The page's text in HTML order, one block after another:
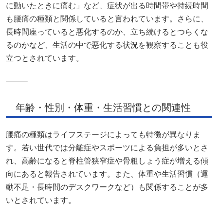
に動いたときに痛む」など、症状が出る時間帯や持続時間
も腰痛の種類と関係していると言われています。さらに、
長時間座っていると悪化するのか、立ち続けるとつらくな
るのかなど、生活の中で悪化する状況を観察することも役
立つとされています。
⸻
年齢・性別・体重・生活習慣との関連性
腰痛の種類はライフステージによっても特徴が異なりま
す。若い世代では分離症やスポーツによる負担が多いとさ
れ、高齢になると脊柱管狭窄症や骨粗しょう症が増える傾
向にあると報告されています。また、体重や生活習慣（運
動不足・長時間のデスクワークなど）も関係することが多
いとされています。